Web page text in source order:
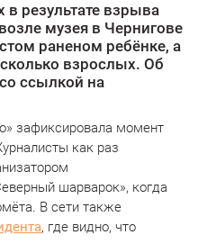
результате взрыва
музея в Чернигове
раненом ребёнке, а
взрослых. Об
ссылкой на
зафиксировала момент
как раз
шарварок», когда
В сети также
, где видно, что